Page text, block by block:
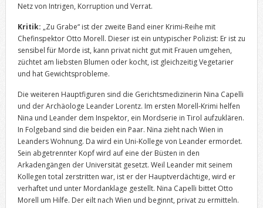
Netz von Intrigen, Korruption und Verrat.
Kritik: „Zu Grabe“ ist der zweite Band einer Krimi-Reihe mit
Chefinspektor Otto Morell. Dieser ist ein untypischer Polizist: Er ist zu
sensibel für Morde ist, kann privat nicht gut mit Frauen umgehen,
züchtet am liebsten Blumen oder kocht, ist gleichzeitig Vegetarier
und hat Gewichtsprobleme.
Die weiteren Hauptfiguren sind die Gerichtsmedizinerin Nina Capelli
und der Archäologe Leander Lorentz. Im ersten Morell-Krimi helfen
Nina und Leander dem Inspektor, ein Mordserie in Tirol aufzuklären.
In Folgeband sind die beiden ein Paar. Nina zieht nach Wien in
Leanders Wohnung. Da wird ein Uni-Kollege von Leander ermordet.
Sein abgetrennter Kopf wird auf eine der Büsten in den
Arkadengängen der Universität gesetzt. Weil Leander mit seinem
Kollegen total zerstritten war, ist er der Hauptverdächtige, wird er
verhaftet und unter Mordanklage gestellt. Nina Capelli bittet Otto
Morell um Hilfe. Der eilt nach Wien und beginnt, privat zu ermitteln.